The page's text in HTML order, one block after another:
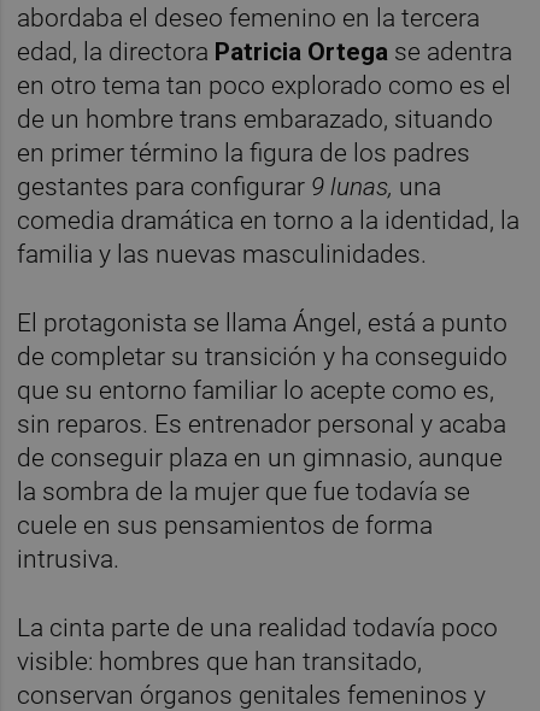
abordaba el deseo femenino en la tercera
edad, la directora Patricia Ortega se adentra
en otro tema tan poco explorado como es el
de un hombre trans embarazado, situando
en primer término la figura de los padres
gestantes para configurar 9 lunas, una
comedia dramática en torno a la identidad, la
familia y las nuevas masculinidades.
El protagonista se llama Ángel, está a punto
de completar su transición y ha conseguido
que su entorno familiar lo acepte como es,
sin reparos. Es entrenador personal y acaba
de conseguir plaza en un gimnasio, aunque
la sombra de la mujer que fue todavía se
cuele en sus pensamientos de forma
intrusiva.
La cinta parte de una realidad todavía poco
visible: hombres que han transitado,
conservan órganos genitales femeninos y